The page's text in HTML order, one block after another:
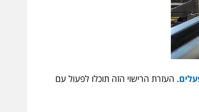
. העזרת הרישוי הזה תוכלו לפעול עם